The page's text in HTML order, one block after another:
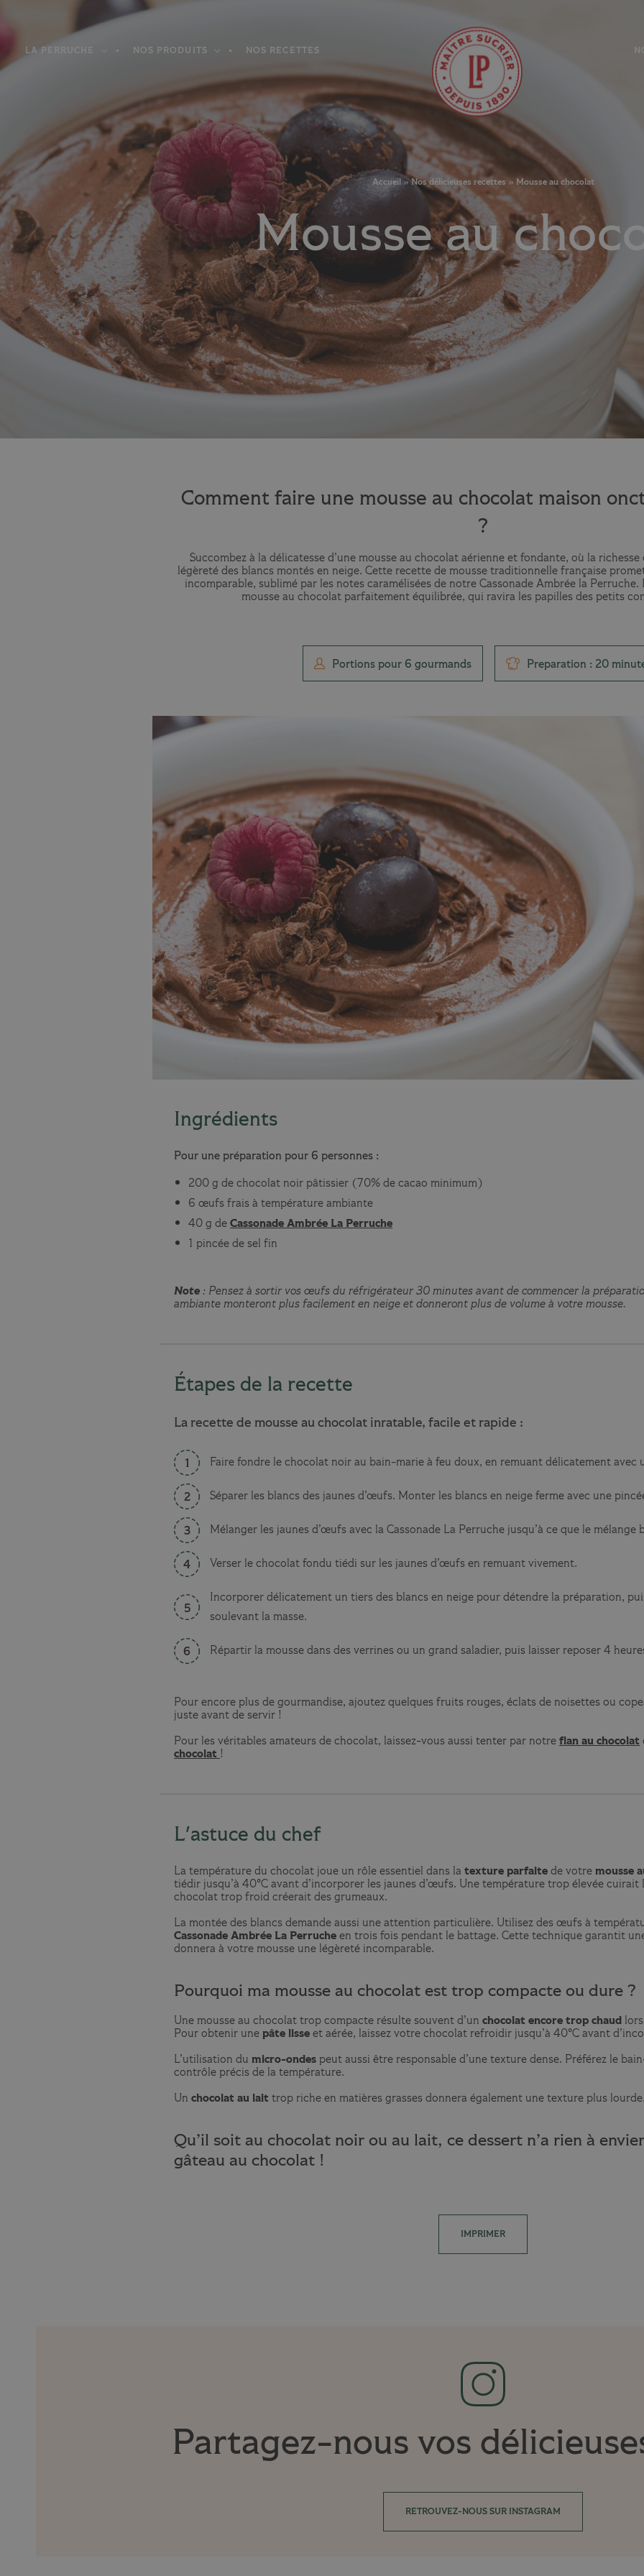
LA PERRUCHE NOS PRODUITS NOS RECETTES
Accueil »Nos délicieuses recettes » Mousse au chocolat
Mousse au
Comment faire une mousse au chocolat maison
?
Succombez à la délicatesse d’une mousse au chocolat aérienne et fondante, où la
légèreté des blancs montés en neige. Cette recette de mousse traditionnelle française
incomparable, sublimé par les notes caramélisées de notre Cassonade Ambrée la Perruche.
mousse au chocolat parfaitement équilibrée, qui ravira les papilles des petits
Portions pour 6 gourmands Preparation : 20
Ingrédients
Pour une préparation pour 6 personnes :
200 g de chocolat noir pâtissier (70% de cacao minimum)
6 œufs frais à température ambiante
40 g de Cassonade Ambrée La Perruche
1 pincée de sel fin
Note : Pensez à sortir vos œufs du réfrigérateur 30 minutes avant de commencer la
ambiante monteront plus facilement en neige et donneront plus de volume à votre mousse.
Étapes de la recette
La recette de mousse au chocolat inratable, facile et rapide :
Faire fondre le chocolat noir au bain-marie à feu doux, en remuant délicatement avec
Séparer les blancs des jaunes d’œufs. Monter les blancs en neige ferme avec une
Mélanger les jaunes d’œufs avec la Cassonade La Perruche jusqu’à ce que le mélange
Verser le chocolat fondu tiédi sur les jaunes d’œufs en remuant vivement.
Incorporer délicatement un tiers des blancs en neige pour détendre la préparation,
soulevant la masse.
Répartir la mousse dans des verrines ou un grand saladier, puis laisser reposer 4
Pour encore plus de gourmandise, ajoutez quelques fruits rouges, éclats de noisettes ou
juste avant de servir !
Pour les véritables amateurs de chocolat, laissez-vous aussi tenter par notre flan au chocolat
chocolat !
L'astuce du chef
La température du chocolat joue un rôle essentiel dans la texture parfaite de votre mousse
tiédir jusqu’à 40°C avant d’incorporer les jaunes d’œufs. Une température trop élevée
chocolat trop froid créerait des grumeaux.
La montée des blancs demande aussi une attention particulière. Utilisez des œufs à
Cassonade Ambrée La Perruche en trois fois pendant le battage. Cette technique garantit
donnera à votre mousse une légèreté incomparable.
Pourquoi ma mousse au chocolat est trop compacte ou dure ?
Une mousse au chocolat trop compacte résulte souvent d’un chocolat encore trop chaud
Pour obtenir une pâte lisse et aérée, laissez votre chocolat refroidir jusqu’à 40°C avant
L’utilisation du micro-ondes peut aussi être responsable d’une texture dense. Préférez le
contrôle précis de la température.
Un chocolat au lait trop riche en matières grasses donnera également une texture plus
Qu’il soit au chocolat noir ou au lait, ce dessert n’a rien à
gâteau au chocolat !
IMPRIMER
Partagez-nous vos
RETROUVEZ-NOUS SUR INSTAGRAM